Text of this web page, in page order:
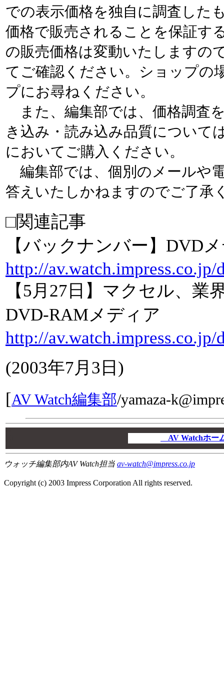
での表示価格を独自に調査した
価格で販売されることを保証す
の販売価格は変動いたしますの
てご確認ください。ショップの
プにお尋ねください。
また、編集部では、価格調査
き込み・読み込み品質について
においてご購入ください。
編集部では、個別のメールや
答えいたしかねますのでご了承
□関連記事
【バックナンバー】DVD
http://av.watch.impress.co.jp/
【5月27日】マクセル、業
DVD-RAMメディア
http://
(2003年7月3日)
[AV Watch編集部/yamaza-
AV Watchホ
ウォッチ編集部内AV Watch担当 av-watch@impress.co.jp
Copyright (c) 2003 Impress Corporation All rights reserved.